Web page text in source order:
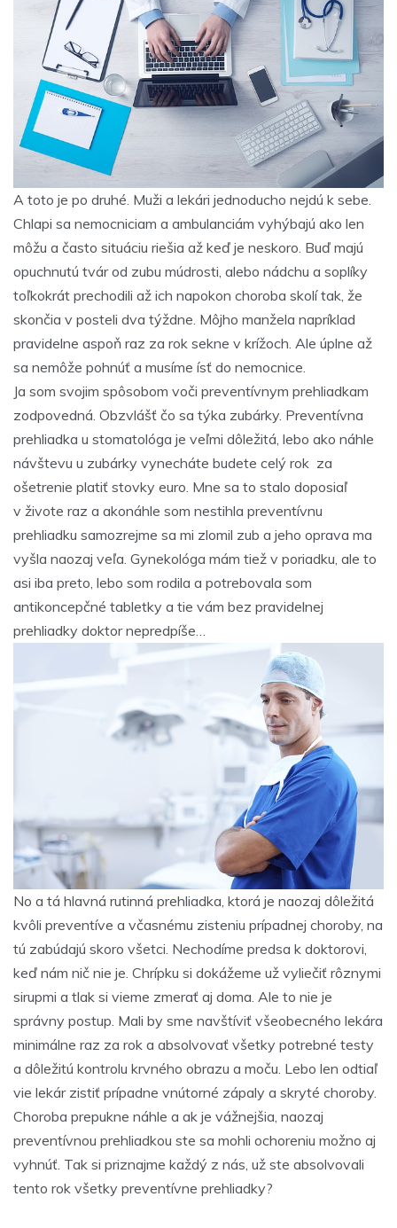
A toto je po druhé. Muži a lekári jednoducho nejdú k sebe.
Chlapi sa nemocniciam a ambulanciám vyhýbajú ako len
môžu a často situáciu riešia až keď je neskoro. Buď majú
opuchnutú tvár od zubu múdrosti, alebo nádchu a soplíky
toľkokrát prechodili až ich napokon choroba skolí tak, že
skončia v posteli dva týždne. Môjho manžela napríklad
pravidelne aspoň raz za rok sekne v krížoch. Ale úplne až
sa nemôže pohnúť a musíme ísť do nemocnice.
Ja som svojim spôsobom voči preventívnym prehliadkam
zodpovedná. Obzvlášť čo sa týka zubárky. Preventívna
prehliadka u stomatológa je veľmi dôležitá, lebo ako náhle
návštevu u zubárky vynecháte budete celý rok za
ošetrenie platiť stovky euro. Mne sa to stalo doposiaľ
v živote raz a akonáhle som nestihla preventívnu
prehliadku samozrejme sa mi zlomil zub a jeho oprava ma
vyšla naozaj veľa. Gynekológa mám tiež v poriadku, ale to
asi iba preto, lebo som rodila a potrebovala som
antikoncepčné tabletky a tie vám bez pravidelnej
prehliadky doktor nepredpíše…
No a tá hlavná rutinná prehliadka, ktorá je naozaj dôležitá
kvôli preventíve a včasnému zisteniu prípadnej choroby, na
tú zabúdajú skoro všetci. Nechodíme predsa k doktorovi,
keď nám nič nie je. Chrípku si dokážeme už vyliečiť rôznymi
sirupmi a tlak si vieme zmerať aj doma. Ale to nie je
správny postup. Mali by sme navštíviť všeobecného lekára
minimálne raz za rok a absolvovať všetky potrebné testy
a dôležitú kontrolu krvného obrazu a moču. Lebo len odtiaľ
vie lekár zistiť prípadne vnútorné zápaly a skryté choroby.
Choroba prepukne náhle a ak je vážnejšia, naozaj
preventívnou prehliadkou ste sa mohli ochoreniu možno aj
vyhnúť. Tak si priznajme každý z nás, už ste absolvovali
tento rok všetky preventívne prehliadky?